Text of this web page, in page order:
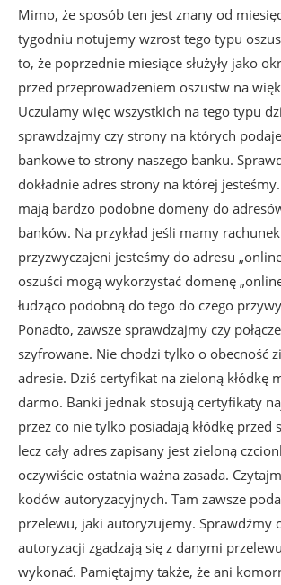
Mimo, że sposób ten jest znany od
tygodniu notujemy wzrost tego typu
to, że poprzednie miesiące służyły jako
przed przeprowadzeniem oszustw na
Uczulamy więc wszystkich na tego typu
sprawdzajmy czy strony na których
bankowe to strony naszego banku.
dokładnie adres strony na której
mają bardzo podobne domeny do
banków. Na przykład jeśli mamy
przyzwyczajeni jesteśmy do adresu
oszuści mogą wykorzystać domenę
łudząco podobną do tego do czego
Ponadto, zawsze sprawdzajmy czy
szyfrowane. Nie chodzi tylko o obecność
adresie. Dziś certyfikat na zieloną kłódkę
darmo. Banki jednak stosują certyfikaty
przez co nie tylko posiadają kłódkę przed
lecz cały adres zapisany jest zieloną
oczywiście ostatnia ważna zasada.
kodów autoryzacyjnych. Tam zawsze
przelewu, jaki autoryzujemy. Sprawdźmy
autoryzacji zgadzają się z danymi
wykonać. Pamiętajmy także, że ani